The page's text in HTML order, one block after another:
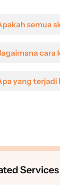
semua
cara
yang terjadi
Services